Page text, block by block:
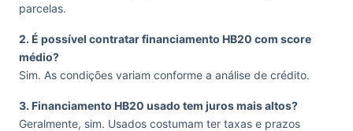
parcelas.
2. É possível contratar financiamento HB20 com score
médio?
Sim. As condições variam conforme a análise de crédito.
3. Financiamento HB20 usado tem juros mais altos?
Geralmente, sim. Usados costumam ter taxas e prazos